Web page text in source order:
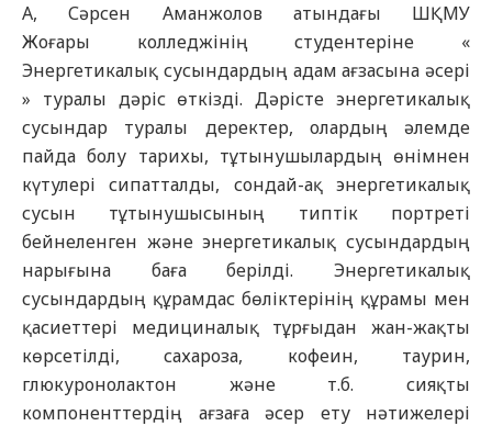
А, Сәрсен Аманжолов атындағы ШҚМУ
Жоғары колледжінің студентеріне «
Энергетикалық сусындардың адам ағзасына әсері
» туралы дәріс өткізді. Дәрісте энергетикалық
сусындар туралы деректер, олардың әлемде
пайда болу тарихы, тұтынушылардың өнімнен
күтулері сипатталды, сондай-ақ энергетикалық
сусын тұтынушысының типтік портреті
бейнеленген және энергетикалық сусындардың
нарығына баға берілді. Энергетикалық
сусындардың құрамдас бөліктерінің құрамы мен
қасиеттері медициналық тұрғыдан жан-жақты
көрсетілді, сахароза, кофеин, таурин,
глюкуронолактон және т.б. сияқты
компоненттердің ағзаға әсер ету нәтижелері